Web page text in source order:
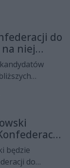
do
niej
Polskiej, na
a na
z
będzie
do